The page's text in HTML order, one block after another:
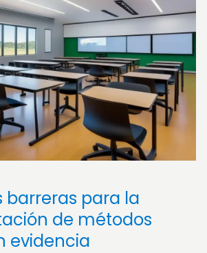
barreras para la
de métodos
evidencia